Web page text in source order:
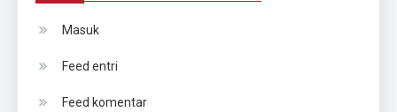
Masuk
Feed entri
Feed komentar